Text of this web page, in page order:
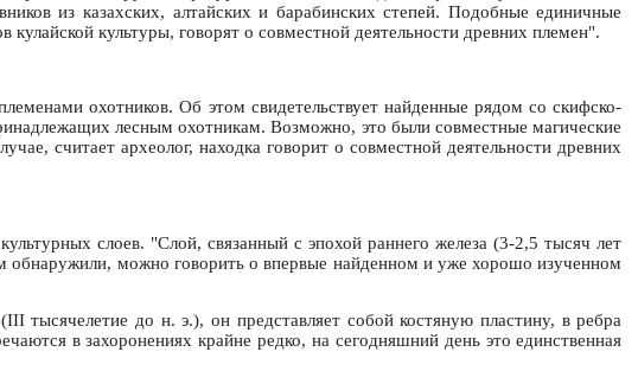
из казахских, алтайских и барабинских степей. Подобные единичные
культуры, говорят о совместной деятельности древних племен".
охотников. Об этом свидетельствует найденные рядом со скифско-
лесным охотникам. Возможно, это были совместные магические
считает археолог, находка говорит о совместной деятельности древних
слоев. "Слой, связанный с эпохой раннего железа (3-2,5 тысяч лет
обнаружили, можно говорить о впервые найденном и уже хорошо изученном
тысячелетие до н. э.), он представляет собой костяную пластину, в ребра
в захоронениях крайне редко, на сегодняшний день это единственная